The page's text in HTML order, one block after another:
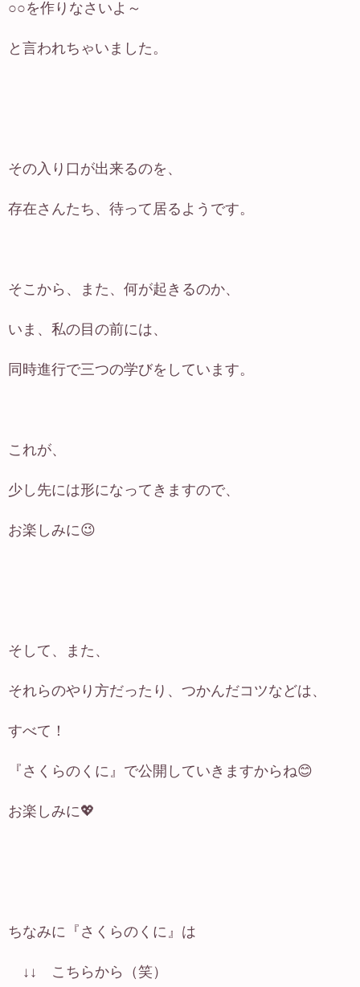
○○を作りなさいよ～
と言われちゃいました。
その入り口が出来るのを、
存在さんたち、待って居るようです。
そこから、また、何が起きるのか、
いま、私の目の前には、
同時進行で三つの学びをしています。
これが、
少し先には形になってきますので、
お楽しみに😉
そして、また、
それらのやり方だったり、つかんだコツなどは、
すべて！
『さくらのくに』で公開していきますからね😊
お楽しみに💖
ちなみに『さくらのくに』は
↓↓ こちらから（笑）